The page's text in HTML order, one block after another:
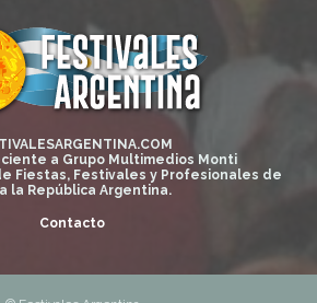
a Grupo Multimedios Monti
Fiestas, Festivales y Profesionales de
la República Argentina.
Contacto